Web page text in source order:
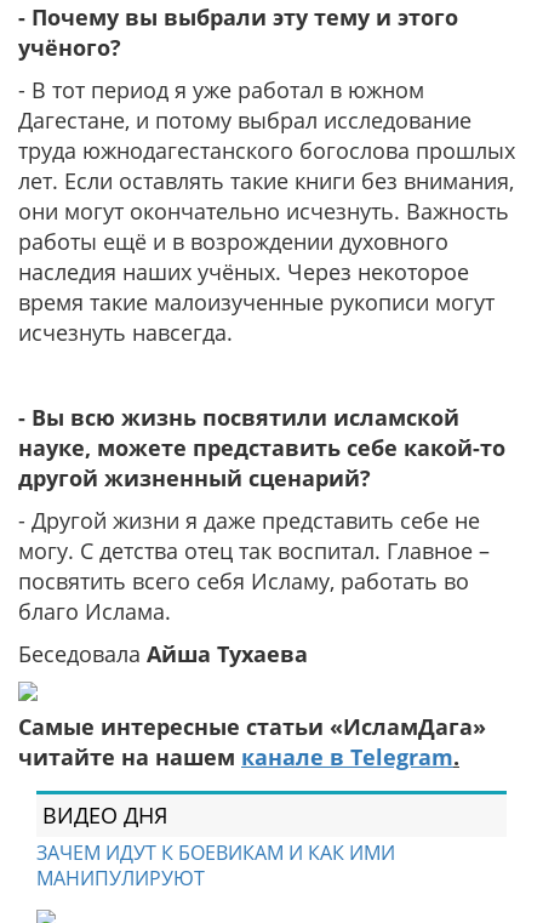
- Почему вы выбрали эту тему и этого
учёного?
- В тот период я уже работал в южном
Дагестане, и потому выбрал исследование
труда южнодагестанского богослова прошлых
лет. Если оставлять такие книги без внимания,
они могут окончательно исчезнуть. Важность
работы ещё и в возрождении духовного
наследия наших учёных. Через некоторое
время такие малоизученные рукописи могут
исчезнуть навсегда.
- Вы всю жизнь посвятили исламской
науке, можете представить себе какой-то
другой жизненный сценарий?
- Другой жизни я даже представить себе не
могу. С детства отец так воспитал. Главное –
посвятить всего себя Исламу, работать во
благо Ислама.
Беседовала Айша Тухаева
Самые интересные статьи «ИсламДага»
читайте на нашем канале в Telegram.
ВИДЕО ДНЯ
ЗАЧЕМ ИДУТ К БОЕВИКАМ И КАК ИМИ
МАНИПУЛИРУЮТ